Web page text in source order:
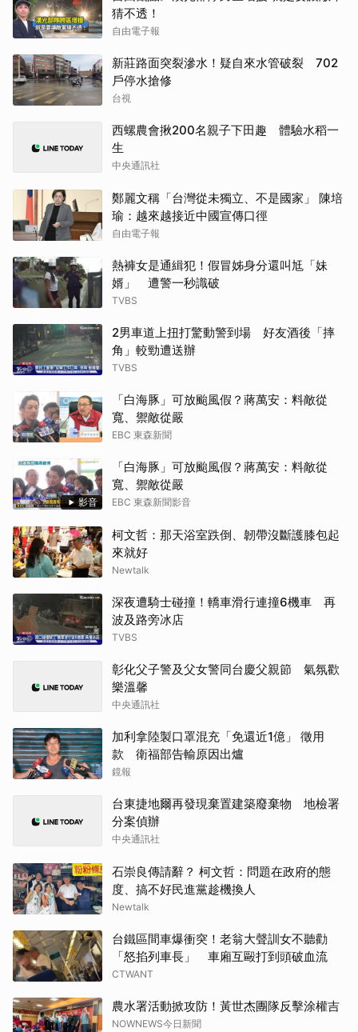
猜不透！
自由電子報
新莊路面突裂滲水！疑自來水管破裂 702
戶停水搶修
台視
西螺農會揪200名親子下田趣 體驗水稻一
生
中央通訊社
鄭麗文稱「台灣從未獨立、不是國家」 陳培
瑜：越來越接近中國宣傳口徑
自由電子報
熱褲女是通緝犯！假冒姊身分還叫尪「妹
婿」 遭警一秒識破
TVBS
2男車道上扭打驚動警到場 好友酒後「摔
角」較勁遭送辦
TVBS
「白海豚」可放颱風假？蔣萬安：料敵從
寬、禦敵從嚴
EBC 東森新聞
影音
「白海豚」可放颱風假？蔣萬安：料敵從
寬、禦敵從嚴
EBC 東森新聞影音
柯文哲：那天浴室跌倒、韌帶沒斷護膝包起
來就好
Newtalk
深夜遭騎士碰撞！轎車滑行連撞6機車 再
波及路旁冰店
TVBS
彰化父子警及父女警同台慶父親節 氣氛歡
樂溫馨
中央通訊社
加利拿陸製口罩混充「免還近1億」 徵用
款 衛福部告輸原因出爐
鏡報
台東捷地爾再發現棄置建築廢棄物 地檢署
分案偵辦
中央通訊社
石崇良傳請辭？ 柯文哲：問題在政府的態
度、搞不好民進黨趁機換人
Newtalk
台鐵區間車爆衝突！老翁大聲訓女不聽勸
「怒掐列車長」 車廂互毆打到頭破血流
CTWANT
農水署活動掀攻防！黃世杰團隊反擊涂權吉
NOWNEWS今日新聞